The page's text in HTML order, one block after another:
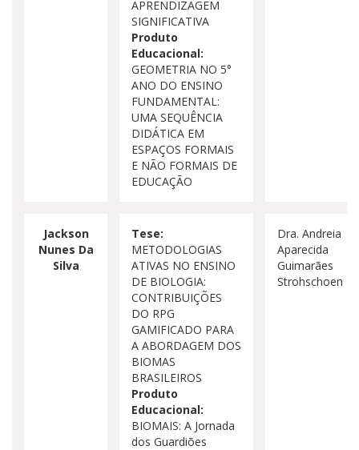
APRENDIZAGEM
SIGNIFICATIVA
Produto
Educacional:
GEOMETRIA NO 5°
ANO DO ENSINO
FUNDAMENTAL:
UMA SEQUÊNCIA
DIDÁTICA EM
ESPAÇOS FORMAIS
E NÃO FORMAIS DE
EDUCAÇÃO
Jackson
Nunes Da
Silva
Tese:
METODOLOGIAS
ATIVAS NO ENSINO
DE BIOLOGIA:
CONTRIBUIÇÕES
DO RPG
GAMIFICADO PARA
A ABORDAGEM DOS
BIOMAS
BRASILEIROS
Produto
Educacional:
BIOMAIS: A Jornada
dos Guardiões
Dra. Andreia
Aparecida
Guimarães
Strohschoen